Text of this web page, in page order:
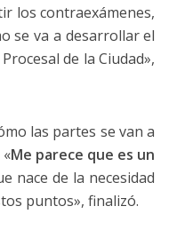
los contraexámenes,
se va a desarrollar el
de la Ciudad»,
las partes se van a
Me parece que es un
nace de la necesidad
puntos», finalizó.